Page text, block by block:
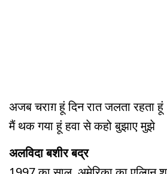
अजब चराग़ हूं दिन रात जलता रहता हूं
मैं थक गया हूं हवा से कहो बुझाए मुझे
अलविदा बशीर बद्र